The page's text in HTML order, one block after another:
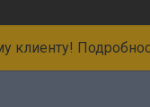
клиенту!